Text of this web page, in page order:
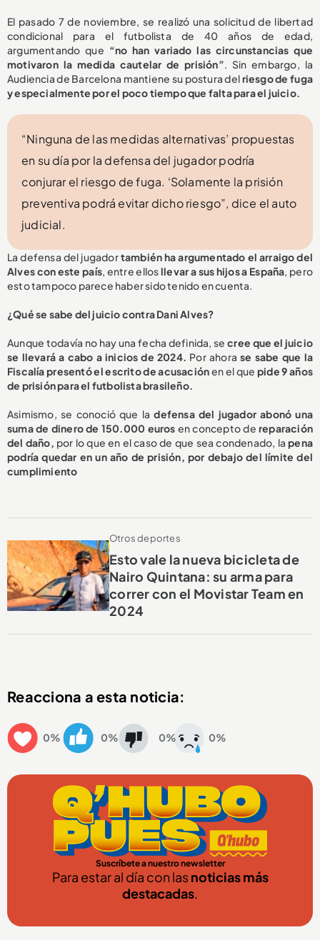
El pasado 7 de noviembre, se realizó una solicitud de libertad
condicional para el futbolista de 40 años de edad,
argumentando que “no han variado las circunstancias que
motivaron la medida cautelar de prisión”. Sin embargo, la
Audiencia de Barcelona mantiene su postura delriesgo de fuga
y especialmente por el poco tiempo que falta para el juicio.
“Ninguna de las medidas alternativas’ propuestas
en su día por la defensa del jugador podría
conjurar el riesgo de fuga. ‘Solamente la prisión
preventiva podrá evitar dicho riesgo”, dice el auto
judicial.
La defensa del jugadortambién ha argumentado el arraigo del
Alves con este país, entre ellosllevar a sus hijos a España, pero
esto tampoco parece haber sido tenido en cuenta.
¿Qué se sabe del juicio contra Dani Alves?
Aunque todavía no hay una fecha definida, secree que el juicio
se llevará a cabo a inicios de 2024. Por ahorase sabe que la
Fiscalía presentó el escrito de acusaciónen el que pide 9 años
de prisión para el futbolista brasileño.
Asimismo, se conoció que ladefensa del jugador abonó una
suma de dinero de 150.000 euros en concepto de reparación
del daño, por lo que en el caso de que sea condenado, lapena
podría quedar en un año de prisión, por debajo del límite del
cumplimiento
Otros deportes
Esto vale la nueva bicicleta de
Nairo Quintana: su arma para
correr con el Movistar Team en
2024
Reacciona a esta noticia:
0% 0% 0% 0%
Suscríbete a nuestro newsletter
Para estar al día con lasnoticias más
destacadas.